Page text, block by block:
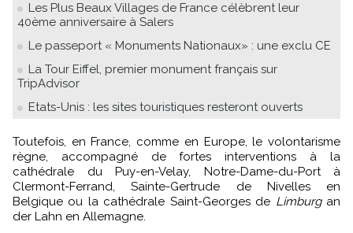
Les Plus Beaux Villages de France célèbrent leur
40ème anniversaire à Salers
Le passeport « Monuments Nationaux» : une exclu CE
La Tour Eiffel, premier monument français sur
TripAdvisor
Etats-Unis : les sites touristiques resteront ouverts
Toutefois, en France, comme en Europe, le volontarisme
règne, accompagné de fortes interventions à la
cathédrale du Puy-en-Velay, Notre-Dame-du-Port à
Clermont-Ferrand, Sainte-Gertrude de Nivelles en
Belgique ou la cathédrale Saint-Georges de Limburgan
der Lahn en Allemagne.